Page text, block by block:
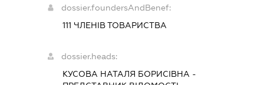
dossier.foundersAndBenef:
111 ЧЛЕНІВ ТОВАРИСТВА
dossier.heads:
КУСОВА НАТАЛЯ БОРИСІВНА -